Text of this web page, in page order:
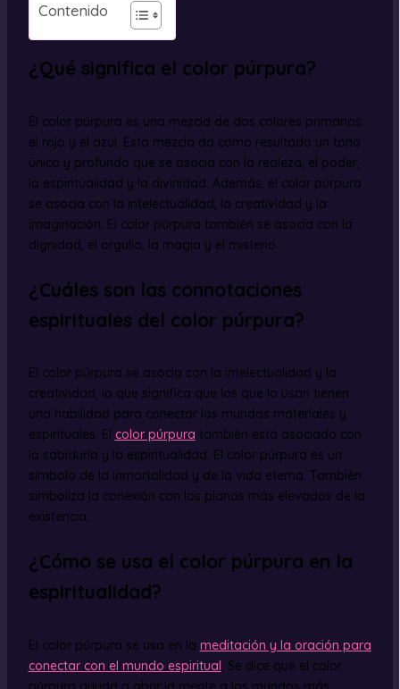
Contenido
¿Qué significa el color púrpura?
El color púrpura es una mezcla de dos colores primarios:
el rojo y el azul. Esta mezcla da como resultado un tono
único y profundo que se asocia con la realeza, el poder,
la espiritualidad y la divinidad. Además, el color púrpura
se asocia con la intelectualidad, la creatividad y la
imaginación. El color púrpura también se asocia con la
dignidad, el orgullo, la magia y el misterio.
¿Cuáles son las connotaciones
espirituales del color púrpura?
El color púrpura se asocia con la intelectualidad y la
creatividad, lo que significa que los que lo usan tienen
una habilidad para conectar los mundos materiales y
espirituales. El color púrpura también está asociado con
la sabiduría y la espiritualidad. El color púrpura es un
símbolo de la inmortalidad y de la vida eterna. También
simboliza la conexión con los planos más elevados de la
existencia.
¿Cómo se usa el color púrpura en la
espiritualidad?
El color púrpura se usa en la meditación y la oración para
conectar con el mundo espiritual. Se dice que el color